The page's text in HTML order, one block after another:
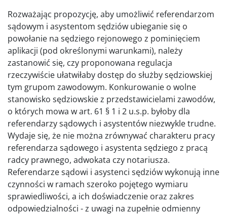
Rozważając propozycję, aby umożliwić referendarzom
sądowym i asystentom sędziów ubieganie się o
powołanie na sędziego rejonowego z pominięciem
aplikacji (pod określonymi warunkami), należy
zastanowić się, czy proponowana regulacja
rzeczywiście ułatwiłaby dostęp do służby sędziowskiej
tym grupom zawodowym. Konkurowanie o wolne
stanowisko sędziowskie z przedstawicielami zawodów,
o których mowa w art. 61 § 1 i 2 u.s.p. byłoby dla
referendarzy sądowych i asystentów niezwykle trudne.
Wydaje się, że nie można zrównywać charakteru pracy
referendarza sądowego i asystenta sędziego z pracą
radcy prawnego, adwokata czy notariusza.
Referendarze sądowi i asystenci sędziów wykonują inne
czynności w ramach szeroko pojętego wymiaru
sprawiedliwości, a ich doświadczenie oraz zakres
odpowiedzialności - z uwagi na zupełnie odmienny